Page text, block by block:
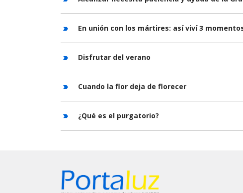
En unión con los mártires: así viví 3
Disfrutar del verano
Cuando la flor deja de florecer
¿Qué es el purgatorio?